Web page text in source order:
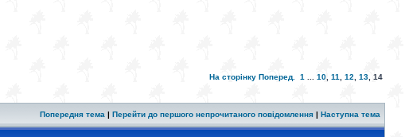
На сторінку Поперед. 1 10 11 12 13 14
Попередня тема | Перейти до першого непрочитаного повідомлення | Наступна тема